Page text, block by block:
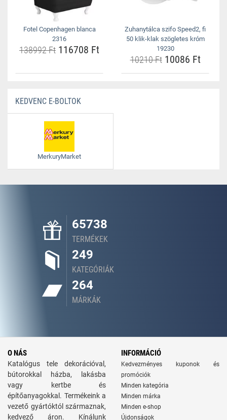
Fotel Copenhagen blanca
2316
138992 Ft 116708 Ft
Zuhanytálca szifo Speed2, fi
50 klik-klak szögletes króm
19230
10210 Ft10086 Ft
KEDVENC E-BOLTOK
MerkuryMarket
65738
TERMÉKEK
249
KATEGÓRIÁK
264
MÁRKÁK
O NÁS
Katalógus tele dekorációval,
bútorokkal házba, lakásba
vagy kertbe és
építőanyagokkal. Termékeink a
vezető gyártóktól származnak,
kedvező áron. Kínálunk
INFORMÁCIÓ
Kedvezményes kuponok és
promóciók
Minden kategória
Minden márka
Minden e-shop
Újdonságok